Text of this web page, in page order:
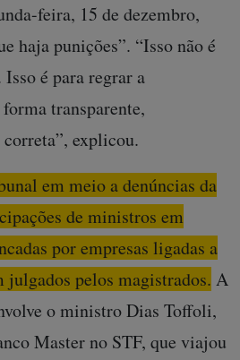
feira, 15 de dezembro,
haja punições”. “Isso não é
é para regrar a
transparente,
explicou.
em meio a denúncias da
de ministros em
por empresas ligadas a
julgados pelos magistrados. A
o ministro Dias Toffoli,
Master no STF, que viajou